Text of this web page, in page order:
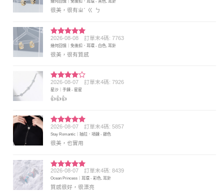
分 5
幾何回憶｜免後扣．耳環 - 黑色, 耳針
很美，很有ㄓˊ ㄍ ㄅ
評分5滿
分 5
2026-08-08 訂單末4碼: 7763
幾何回憶｜免後扣．耳環 - 白色, 耳針
很美，很有質感
評分4
滿分 5
2026-08-07 訂單末4碼: 7926
星沙｜手鍊 - 星星
👍👍👍
評分5 滿
分 5
2026-08-07 訂單末4碼: 5857
Stay Romantic｜抽拉．項鍊 - 銀色
很美，也實用
評分5 滿
分 5
2026-08-07 訂單末4碼: 8439
Ocean Princess｜耳環 - 彩色, 耳針
質感很好，很漂亮